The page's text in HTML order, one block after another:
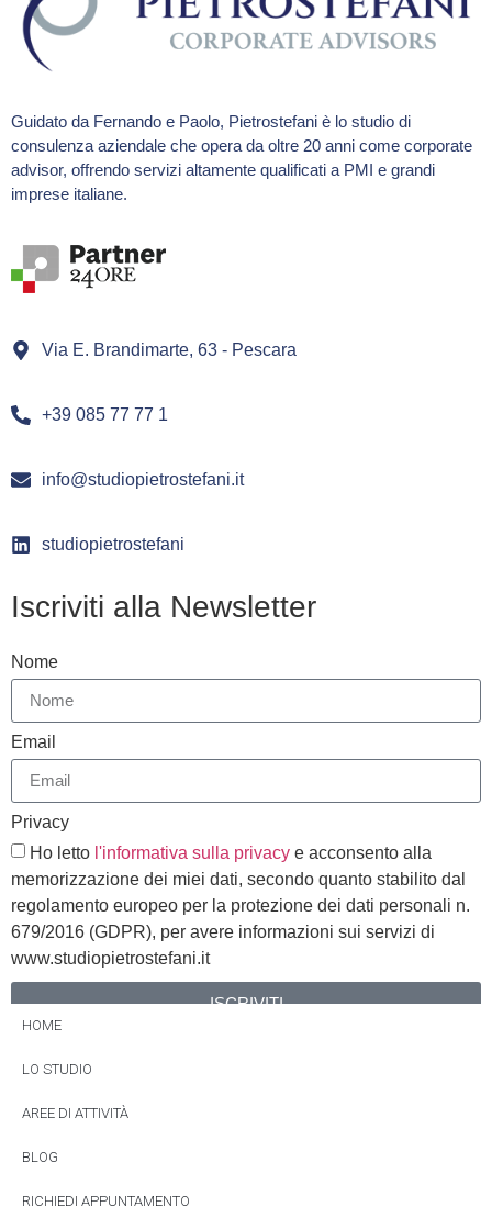
Guidato da Fernando e Paolo, Pietrostefani è lo studio di
consulenza aziendale che opera da oltre 20 anni come corporate
advisor, offrendo servizi altamente qualificati a PMI e grandi
imprese italiane.
Via E. Brandimarte, 63 - Pescara
+39 085 77 77 1
info@studiopietrostefani.it
studiopietrostefani
Iscriviti alla Newsletter
Nome
Email
Privacy
Ho letto l'informativa sulla privacy e acconsento alla
memorizzazione dei miei dati, secondo quanto stabilito dal
regolamento europeo per la protezione dei dati personali n.
679/2016 (GDPR), per avere informazioni sui servizi di
www.studiopietrostefani.it
ISCRIVITI
HOME
LO STUDIO
AREE DI ATTIVITÀ
BLOG
RICHIEDI APPUNTAMENTO